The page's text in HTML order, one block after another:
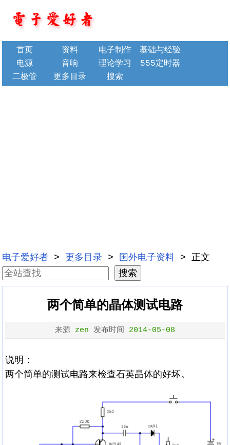
首页 资料 电子制作
基础与经验
电源
音响 理论学习
555定时器
二极管
更多目录 搜索
电子爱好者 > 更多目录 > 国外电子资料 > 正文
两个简单的晶体测试电路
来源 zen 发布时间 2014-05-08
说明：
两个简单的测试电路来检查石英晶体的好坏。